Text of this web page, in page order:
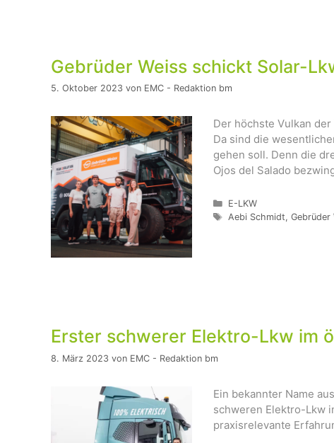
Gebrüder Weiss schickt Solar-
5. Oktober 2023 von EMC - Redaktion bm
Der höchste Vulkan
Da sind die
gehen soll. Denn die
Ojos del Salado
Kategorien
E-LKW
Schlagwörter
Aebi Schmidt, Gebrüder
Erster schwerer Elektro-Lkw im
8. März 2023 von EMC - Redaktion bm
Ein bekannter Name
schweren Elektro-Lkw
praxisrelevante